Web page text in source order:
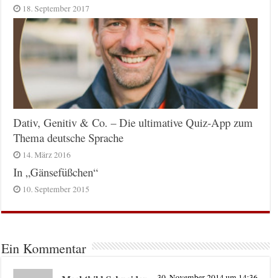
18. September 2017
Dativ, Genitiv & Co. – Die ultimative Quiz-App zum
Thema deutsche Sprache
14. März 2016
In „Gänsefüßchen“
10. September 2015
Ein Kommentar